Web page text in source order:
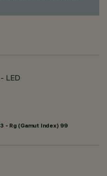
LED
- Rg (Gamut Index) 99